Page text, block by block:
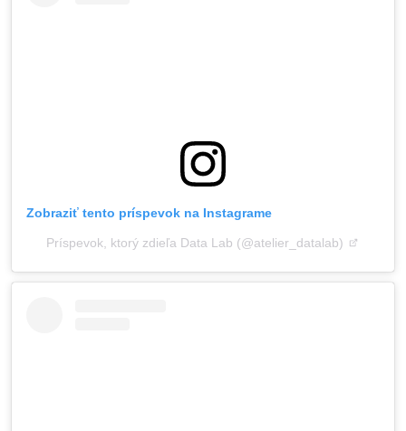
Zobraziť tento príspevok na Instagrame
Príspevok, ktorý zdieľa Data Lab (@atelier_datalab)